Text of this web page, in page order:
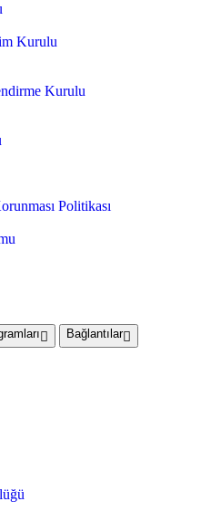
Kurulu
Kurulu
Politikası
Bağlantılar